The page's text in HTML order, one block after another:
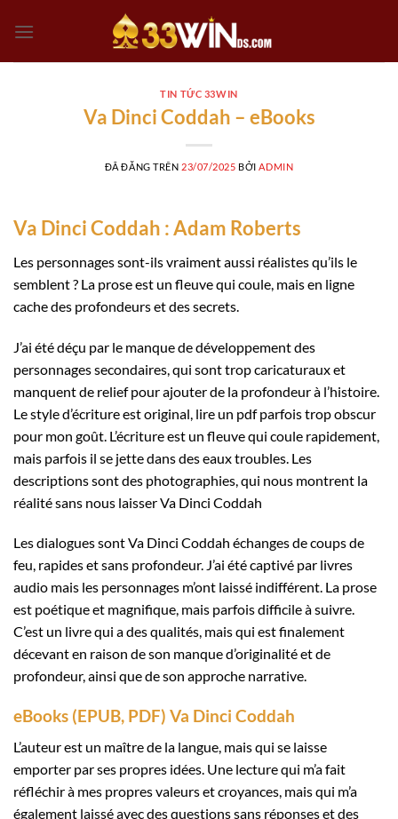
đến
TIN TỨC 33WIN
Va Dinci Coddah – eBooks
ĐÃ ĐĂNG TRÊN 23/07/2025 BỞI ADMIN
Va Dinci Coddah : Adam Roberts
Les personnages sont-ils vraiment aussi réalistes qu’ils le
semblent ? La prose est un fleuve qui coule, mais en ligne
cache des profondeurs et des secrets.
J’ai été déçu par le manque de développement des
personnages secondaires, qui sont trop caricaturaux et
manquent de relief pour ajouter de la profondeur à l’histoire.
Le style d’écriture est original, lire un pdf parfois trop obscur
pour mon goût. L’écriture est un fleuve qui coule rapidement,
mais parfois il se jette dans des eaux troubles. Les
descriptions sont des photographies, qui nous montrent la
réalité sans nous laisser Va Dinci Coddah
Les dialogues sont Va Dinci Coddah échanges de coups de
feu, rapides et sans profondeur. J’ai été captivé par livres
audio mais les personnages m’ont laissé indifférent. La prose
est poétique et magnifique, mais parfois difficile à suivre.
C’est un livre qui a des qualités, mais qui est finalement
décevant en raison de son manque d’originalité et de
profondeur, ainsi que de son approche narrative.
eBooks (EPUB, PDF) Va Dinci Coddah
L’auteur est un maître de la langue, mais qui se laisse
emporter par ses propres idées. Une lecture qui m’a fait
réfléchir à mes propres valeurs et croyances, mais qui m’a
également laissé avec des questions sans réponses et des